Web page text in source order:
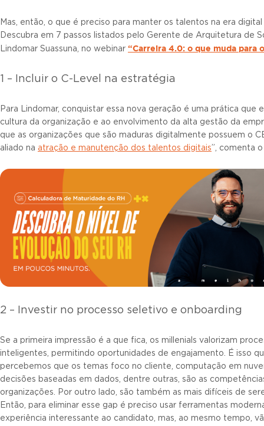
Mas, então, o que é preciso para manter os talentos na era
Descubra em 7 passos listados pelo Gerente de Arquitetura de
Lindomar Suassuna, no webinar “Carreira 4.0: o que muda para
1 – Incluir o C-Level na estratégia
Para Lindomar, conquistar essa nova geração é uma prática que
cultura da organização e ao envolvimento da alta gestão da
que as organizações que são maduras digitalmente possuem o
aliado na atração e manutenção dos talentos digitais”, comenta
2 – Investir no processo seletivo e onboarding
Se a primeira impressão é a que fica, os millenials valorizam
inteligentes, permitindo oportunidades de engajamento. É isso
percebemos que os temas foco no cliente, computação em
decisões baseadas em dados, dentre outras, são as
organizações. Por outro lado, são também as mais difíceis de
Então, para eliminar esse gap é preciso usar ferramentas
experiência interessante ao candidato, mas, ao mesmo tempo,